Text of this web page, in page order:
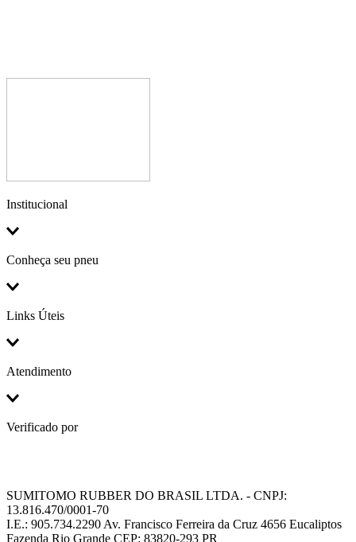
Institucional
Conheça seu pneu
Links Úteis
Atendimento
Verificado por
SUMITOMO RUBBER DO BRASIL LTDA. - CNPJ:
13.816.470/0001-70
I.E.: 905.734.2290 Av. Francisco Ferreira da Cruz 4656 Eucaliptos
Fazenda Rio Grande CEP: 83820-293 PR